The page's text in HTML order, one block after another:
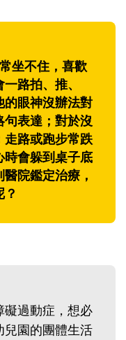
坐不住，喜歡
路拍、推、
的眼神沒辦法對
表達；對於沒
走路或跑步常跌
時會躲到桌子底
院鑑定治療，
礙過動症，想必
兒園的團體生活